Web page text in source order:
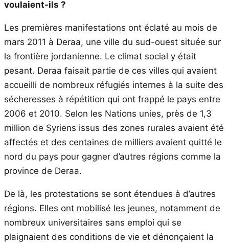
voulaient-ils ?
Les premières manifestations ont éclaté au mois de
mars 2011 à Deraa, une ville du sud-ouest située sur
la frontière jordanienne. Le climat social y était
pesant. Deraa faisait partie de ces villes qui avaient
accueilli de nombreux réfugiés internes à la suite des
sécheresses à répétition qui ont frappé le pays entre
2006 et 2010. Selon les Nations unies, près de 1,3
million de Syriens issus des zones rurales avaient été
affectés et des centaines de milliers avaient quitté le
nord du pays pour gagner d’autres régions comme la
province de Deraa.
De là, les protestations se sont étendues à d’autres
régions. Elles ont mobilisé les jeunes, notamment de
nombreux universitaires sans emploi qui se
plaignaient des conditions de vie et dénonçaient la